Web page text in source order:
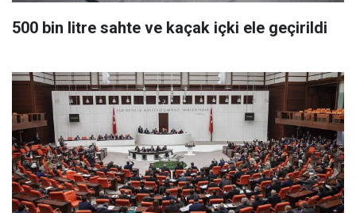
500 bin litre sahte ve kaçak içki ele geçirildi